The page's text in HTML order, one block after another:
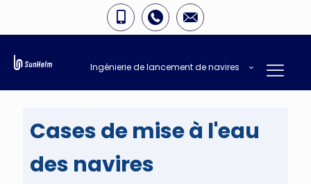
Ingénierie de lancement de navires
Cases de mise à l'eau
des navires